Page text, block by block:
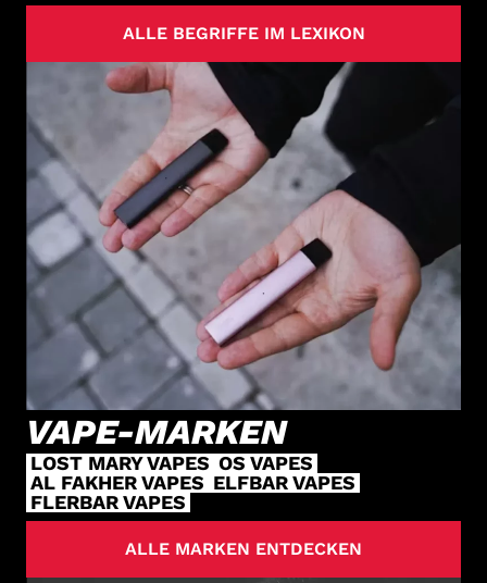
ALLE BEGRIFFE IM LEXIKON
VAPE-MARKEN
LOST MARY VAPES OS VAPES
AL FAKHER VAPES ELFBAR VAPES
FLERBAR VAPES
ALLE MARKEN ENTDECKEN